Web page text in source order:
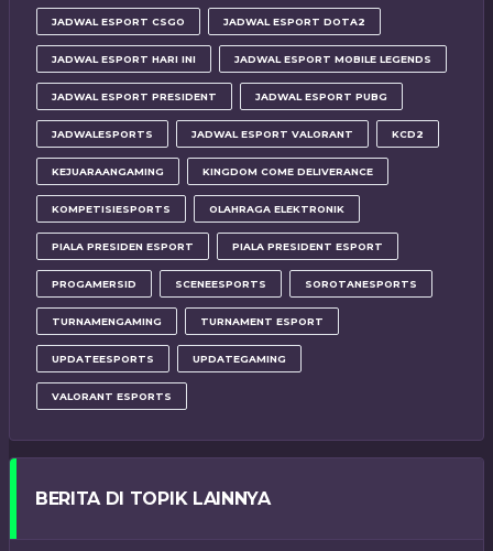
JADWAL ESPORT CSGO JADWAL ESPORT DOTA2
JADWAL ESPORT HARI INI JADWAL ESPORT MOBILE LEGENDS
JADWAL ESPORT PRESIDENT JADWAL ESPORT PUBG
JADWALESPORTS JADWAL ESPORT VALORANT KCD2
KEJUARAANGAMING KINGDOM COME DELIVERANCE
KOMPETISIESPORTS OLAHRAGA ELEKTRONIK
PIALA PRESIDEN ESPORT PIALA PRESIDENT ESPORT
PROGAMERSID SCENEESPORTS SOROTANESPORTS
TURNAMENGAMING TURNAMENT ESPORT
UPDATEESPORTS UPDATEGAMING
VALORANT ESPORTS
BERITA DI TOPIK LAINNYA